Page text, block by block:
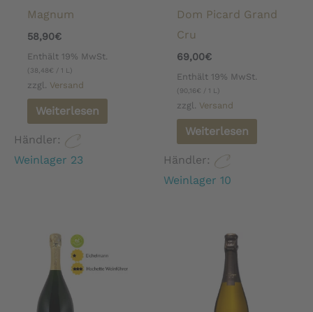
Magnum
58,90€
Enthält 19% MwSt.
(38,48€ / 1 L)
zzgl. Versand
Weiterlesen
Händler:
Weinlager 23
Dom Picard Grand
Cru
69,00€
Enthält 19% MwSt.
(90,16€ / 1 L)
zzgl. Versand
Weiterlesen
Händler:
Weinlager 10